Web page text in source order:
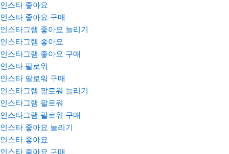
인스타 좋아요
인스타 좋아요 구매
인스타그램 좋아요 늘리기
인스타그램 좋아요
인스타그램 좋아요 구매
인스타 팔로워
인스타 팔로워 구매
인스타그램 팔로워 늘리기
인스타그램 팔로워
인스타그램 팔로워 구매
인스타 좋아요 늘리기
인스타 좋아요
인스타 좋아요 구매